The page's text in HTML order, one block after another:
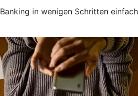
in wenigen Schritten einfach